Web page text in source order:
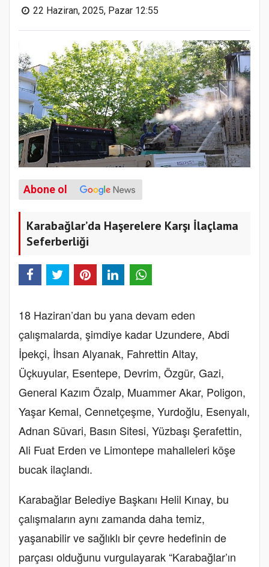
22 Haziran, 2025, Pazar 12:55
Abone ol
Karabağlar’da Haşerelere Karşı İlaçlama
Seferberliği
18 Haziran’dan bu yana devam eden
çalışmalarda, şimdiye kadar Uzundere, Abdi
İpekçi, İhsan Alyanak, Fahrettin Altay,
Üçkuyular, Esentepe, Devrim, Özgür, Gazi,
General Kazım Özalp, Muammer Akar, Poligon,
Yaşar Kemal, Cennetçeşme, Yurdoğlu, Esenyalı,
Adnan Süvari, Basın Sitesi, Yüzbaşı Şerafettin,
Ali Fuat Erden ve Limontepe mahalleleri köşe
bucak ilaçlandı.
Karabağlar Belediye Başkanı Helil Kınay, bu
çalışmaların aynı zamanda daha temiz,
yaşanabilir ve sağlıklı bir çevre hedefinin de
parçası olduğunu vurgulayarak “Karabağlar’ın